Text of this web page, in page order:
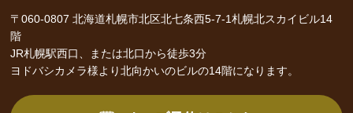
〒060-0807 北海道札幌市北区北七条西5-7-1札幌北スカイビル14
階
JR札幌駅西口、または北口から徒歩3分
ヨドバシカメラ様より北向かいのビルの14階になります。